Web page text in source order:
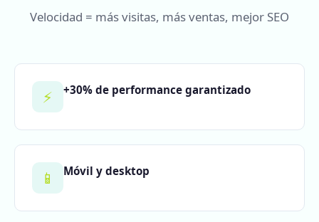
Velocidad = más visitas, más ventas, mejor SEO
⚡ +30% de performance garantizado
📱 Móvil y desktop